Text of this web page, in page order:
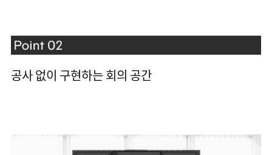
공사 없이 구현하는 회의 공간